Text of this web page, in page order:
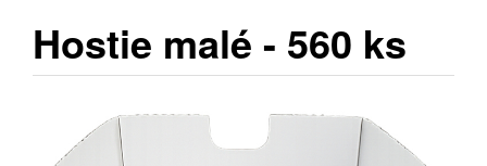
Hostie malé - 560 ks